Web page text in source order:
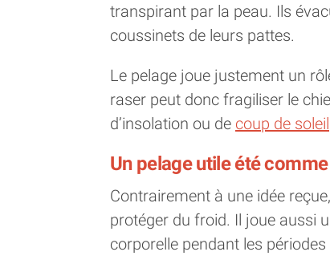
transpirant par la peau. Ils
coussinets de leurs pattes.
Le pelage joue justement un
raser peut donc fragiliser le
d’insolation ou de coup de soleil
Un pelage utile été
Contrairement à une idée
protéger du froid. Il joue aussi
corporelle pendant les périodes